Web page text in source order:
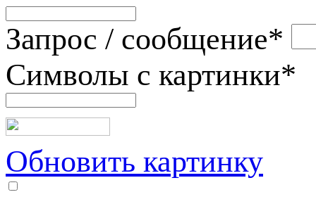
Запрос / сообщение*
Символы с картинки*
Обновить картинку